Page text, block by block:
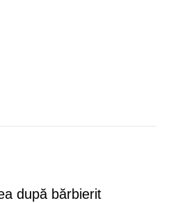
după bărbierit